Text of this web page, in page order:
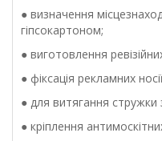
● визначення
гіпсокартоном;
● виготовлення
● фіксація рекламних
● для витягання стружки
● кріплення